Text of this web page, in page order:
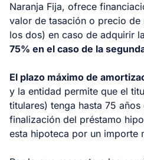
Naranja Fija, ofrece
valor de tasación o precio
los dos) en caso de adquirir
75% en el caso de la
El plazo máximo de
y la entidad permite que el
titulares) tenga hasta 75
finalización del préstamo
esta hipoteca por un importe